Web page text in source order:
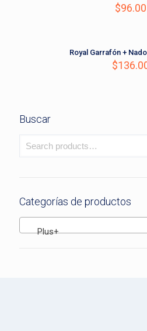
$96.00
Royal Garrafón +
$
Buscar
Categorías de productos
Plus+